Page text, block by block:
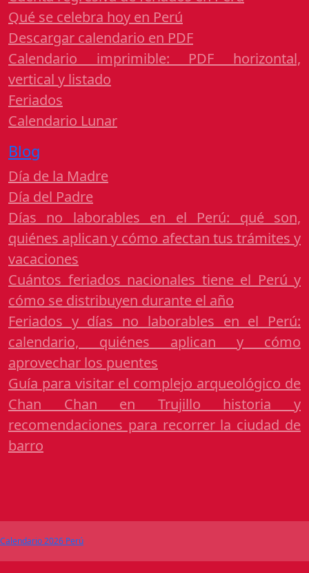
Qué se celebra hoy en Perú
Descargar calendario en PDF
Calendario imprimible: PDF horizontal,
vertical y listado
Feriados
Calendario Lunar
Blog
Día de la Madre
Día del Padre
Días no laborables en el Perú: qué son,
quiénes aplican y cómo afectan tus trámites y
vacaciones
Cuántos feriados nacionales tiene el Perú y
cómo se distribuyen durante el año
Feriados y días no laborables en el Perú:
calendario, quiénes aplican y cómo
aprovechar los puentes
Guía para visitar el complejo arqueológico de
Chan Chan en Trujillo historia y
recomendaciones para recorrer la ciudad de
barro
Calendario 2026 Perú